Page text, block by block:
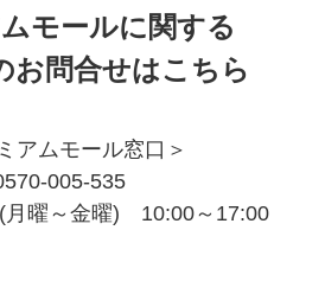
モールに関する
お問合せはこちら
アムモール窓口＞
005-535
月曜～金曜) 10:00～17:00